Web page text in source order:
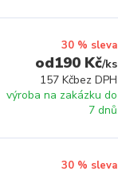
30 % sleva
190 Kč/ks
157 Kčbez DPH
výroba na zakázku do
7 dnů
30 % sleva